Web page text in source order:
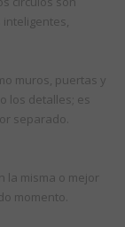
muros, puertas y
los detalles; es
separado.
la misma o mejor
momento.